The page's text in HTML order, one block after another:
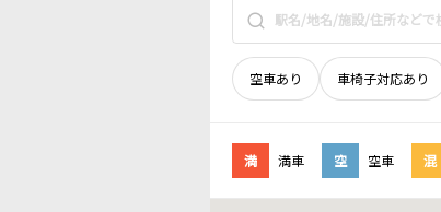
空車あり 車椅子対応あり
満 満車 空 空車 混